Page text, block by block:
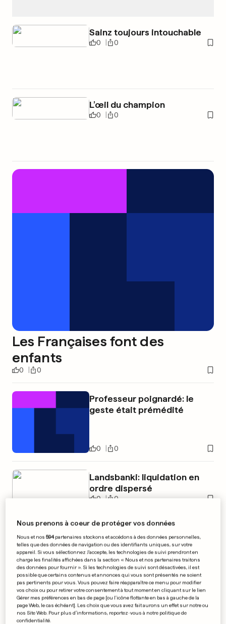
Sainz toujours intouchable
0 0
L’œil du champion
0 0
Les Françaises font des
enfants
0 0
Professeur poignardé: le
geste était prémédité
0 0
Landsbanki: liquidation en
ordre dispersé
0 0
PUBLICITÉ
Nous prenons à coeur de protéger vos données
Nous et nos594partenaires stockons et accédons à des données personnelles,
telles que des données de navigation ou des identifiants uniques, sur votre
appareil. Si vous sélectionnez J'accepte, les technologies de suivi prendront en
charge les finalités affichées dans la section « Nous et nos partenaires traitons
des données pour fournir ». Si les technologies de suivi sont désactivées, il est
possible que certains contenus et annonces qui vous sont présentés ne soient
pas pertinents pour vous. Vous pouvez faire réapparaître ce menu pour modifier
vos choix ou pour retirer votre consentement à tout moment en cliquant sur le lien
Gérer mes préférences en bas de page [ou l'icône flottante en bas à gauche de la
page Web, le cas échéant]. Les choix que vous avez fait aurons un effet sur notre ou
nos Site Web. Pour plus d’informations, reportez-vous à notre politique de
confidentialité.